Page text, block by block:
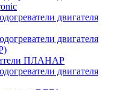
двигателя
двигателя
ПЛАНАР
двигателя